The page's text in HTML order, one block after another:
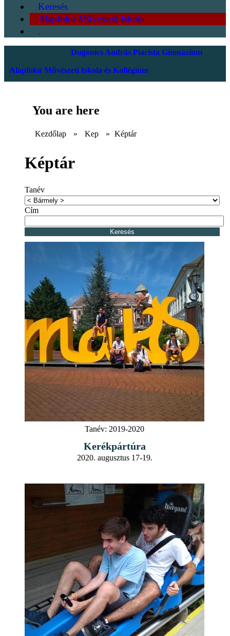
Keresés
Alapfokú Művészeti Iskola
.
Dugonics András Piarista Gimnázium
Alapfokú Művészeti Iskola és Kollégium
You are here
Kezdőlap » Kep » Képtár
Képtár
Tanév
Cím
Tanév: 2019-2020
Kerékpártúra
2020. augusztus 17-19.